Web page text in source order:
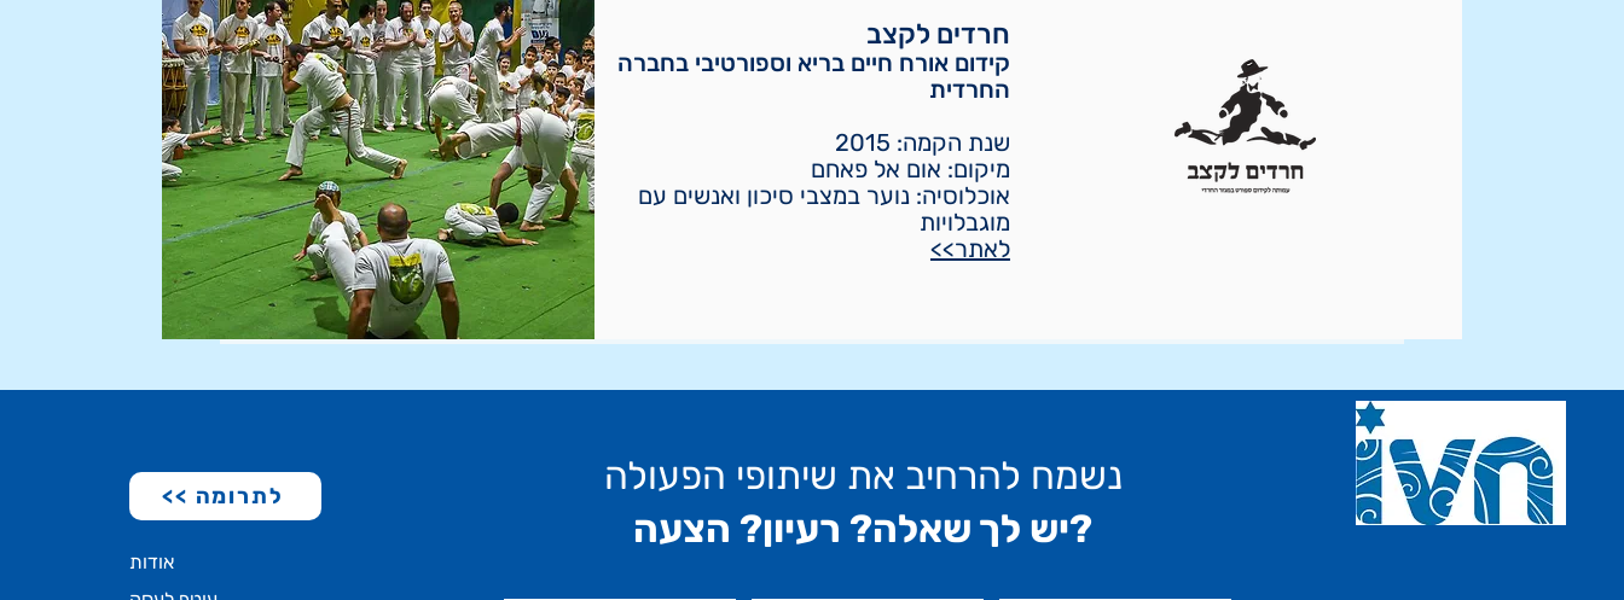
חרדים לקצב
קידום אורח חיים בריא וספורטיבי בחברה
החרדית
שנת הקמה: 2015
מיקום: אום אל פאחם
אוכלוסיה: נוער במצבי סיכון ואנשים עם
מוגבלויות
לאתר>>
<< לתרומה
אודות
נשמח להרחיב את שיתופי הפעולה
יש לך שאלה? רעיון? הצעה?